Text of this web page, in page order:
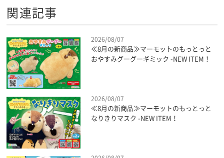
関連記事
2026/08/07
≪8月の新商品≫マーモットのもっとっと
おやすみグーグーギミック -NEW ITEM！
2026/08/07
≪8月の新商品≫マーモットのもっとっと
なりきりマスク -NEW ITEM！